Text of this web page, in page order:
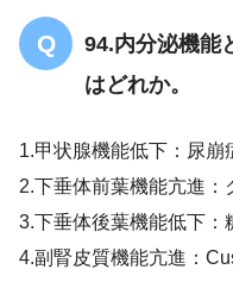
94.内分泌機能
はどれか。
1.甲状腺機能低下：尿崩
2.下垂体前葉機能亢進：
3.下垂体後葉機能低下：
4.副腎皮質機能亢進：